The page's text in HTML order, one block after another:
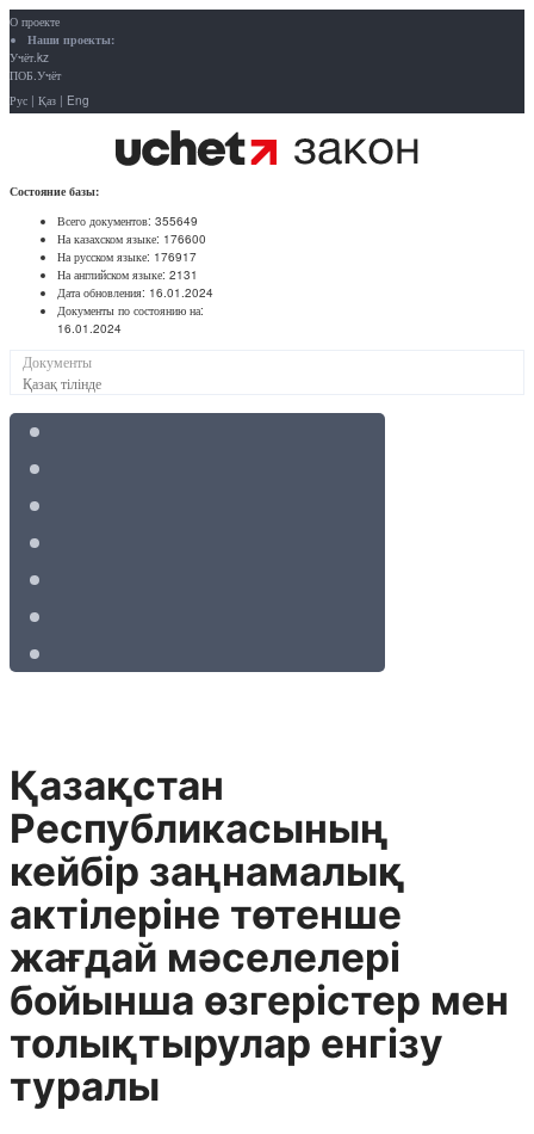
О проекте
Наши проекты:
Учёт.kz
ПОБ.Учёт
Рус | Қаз | Eng
Состояние базы:
Всего документов: 355649
На казахском языке: 176600
На русском языке: 176917
На английском языке: 2131
Дата обновления: 16.01.2024
Документы по состоянию на:
16.01.2024
Документы
Қазақ тілінде
Қазақстан
Республикасының
кейбір заңнамалық
актілеріне төтенше
жағдай мәселелері
бойынша өзгерістер мен
толықтырулар енгізу
туралы